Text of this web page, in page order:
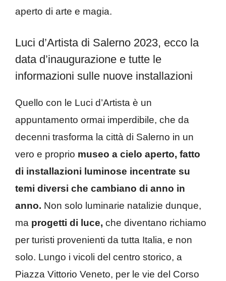
aperto di arte e magia.
Luci d’Artista di Salerno 2023, ecco la
data d’inaugurazione e tutte le
informazioni sulle nuove installazioni
Quello con le Luci d’Artista è un
appuntamento ormai imperdibile, che da
decenni trasforma la città di Salerno in un
vero e proprio museo a cielo aperto, fatto
di installazioni luminose incentrate su
temi diversi che cambiano di anno in
anno. Non solo luminarie natalizie dunque,
ma progetti di luce, che diventano richiamo
per turisti provenienti da tutta Italia, e non
solo. Lungo i vicoli del centro storico, a
Piazza Vittorio Veneto, per le vie del Corso